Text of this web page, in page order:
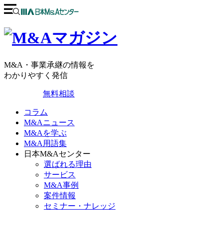
M&A・事業承継の情報を
わかりやすく発信
無料相談
コラム
M&Aニュース
M&Aを学ぶ
M&A用語集
日本M&Aセンター
選ばれる理由
サービス
M&A事例
案件情報
セミナー・ナレッジ